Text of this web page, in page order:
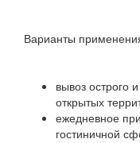
Варианты
вывоз острого
открытых
ежедневное
гостиничной